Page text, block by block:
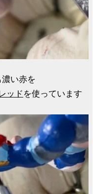
い赤を
ッド を使っています